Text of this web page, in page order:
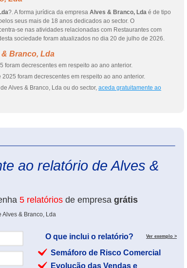
?. A forma jurídica da empresa Alves & Branco, Lda é de tipo
seus mais de 18 anos dedicados ao sector. O
se nas atividades relacionadas com Restaurantes com
sociedade foram atualizados no dia 20 de julho de 2026.
Branco, Lda
foram decrescentes em respeito ao ano anterior.
foram decrescentes em respeito ao ano anterior.
Alves & Branco, Lda ou do sector, aceda gratuitamente ao
ao relatório de Alves &
5 relatórios de empresa grátis
Alves & Branco, Lda
O que inclui o relatório? Ver exemplo >
Semáforo de Risco Comercial
Evolução das Vendas e